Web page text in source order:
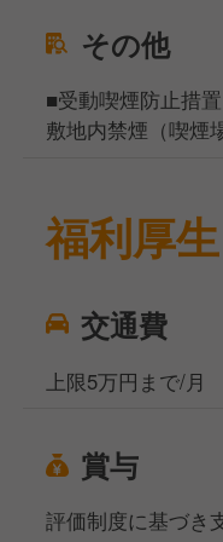
その他
■受動喫煙防止措置
敷地内禁煙（喫煙
福利厚
交通費
上限5万円まで/月
賞与
評価制度に基づき